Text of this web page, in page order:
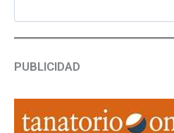
PUBLICIDAD